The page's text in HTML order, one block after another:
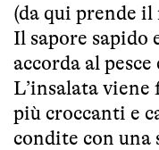
(da qui prende
Il sapore sapido
accorda al
L’insalata
più croccanti e
condite con una